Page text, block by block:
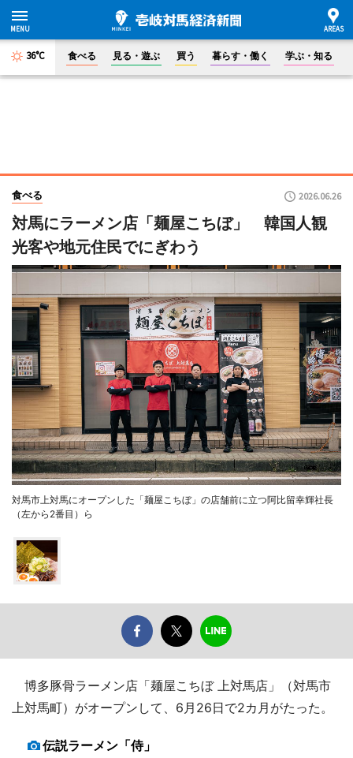
36°C 食べる 見る・遊ぶ 買う 暮らす・働く 学ぶ・知る
食べる 2026.06.26
対馬にラーメン店「麺屋こちぼ」 韓国人観
光客や地元住民でにぎわう
対馬市上対馬にオープンした「麺屋こちぼ」の店舗前に立つ阿比留幸輝社長
（左から2番目）ら
博多豚骨ラーメン店「麺屋こちぼ 上対馬店」（対馬市
上対馬町）がオープンして、6月26日で2カ月がたった。
伝説ラーメン「侍」